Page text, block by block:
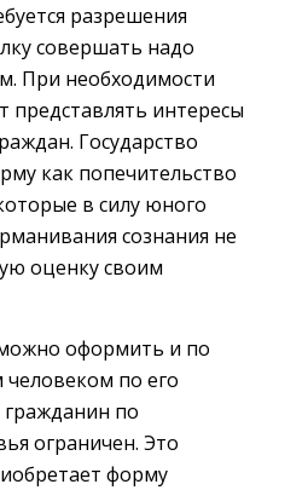
разрешения
совершать надо
При необходимости
представлять интересы
Государство
как попечительство
в силу юного
сознания не
оценку своим
оформить и по
по его
по
ограничен. Это
форму